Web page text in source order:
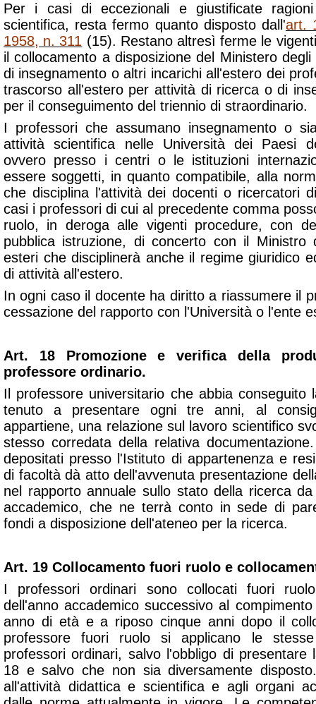
Per i casi di eccezionali e giustificate
scientifica, resta fermo quanto disposto dall'art.
1958, n. 311 (15). Restano altresì ferme le
il collocamento a disposizione del Ministero
di insegnamento o altri incarichi all'estero dei
trascorso all'estero per attività di ricerca o di
per il conseguimento del triennio di straordinario.
I professori che assumano insegnamento o
attività scientifica nelle Università dei Paesi
ovvero presso i centri o le istituzioni
essere soggetti, in quanto compatibile, alla
che disciplina l'attività dei docenti o ricercatori
casi i professori di cui al precedente comma
ruolo, in deroga alle vigenti procedure, con
pubblica istruzione, di concerto con il
esteri che disciplinerà anche il regime giuridico
di attività all'estero.
In ogni caso il docente ha diritto a riassumere il
cessazione del rapporto con l'Università o l'ente
Art. 18 Promozione e verifica della
professore ordinario.
Il professore universitario che abbia conseguito
tenuto a presentare ogni tre anni, al
appartiene, una relazione sul lavoro scientifico
stesso corredata della relativa
depositati presso l'Istituto di appartenenza e
di facoltà dà atto dell'avvenuta presentazione
nel rapporto annuale sullo stato della ricerca
accademico, che ne terrà conto in sede di
fondi a disposizione dell'ateneo per la ricerca.
Art. 19 Collocamento fuori ruolo e
I professori ordinari sono collocati fuori
dell'anno accademico successivo al
anno di età e a riposo cinque anni dopo il
professore fuori ruolo si applicano le
professori ordinari, salvo l'obbligo di
18 e salvo che non sia diversamente
all'attività didattica e scientifica e agli organi